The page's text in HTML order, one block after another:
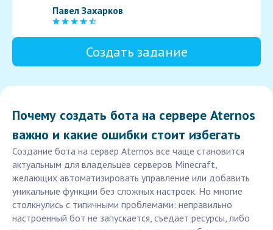
Павел Захарков
Создать задание
Почему создать бота на сервере Aternos
важно и какие ошибки стоит избегать
Создание бота на сервер Aternos все чаще становится
актуальным для владельцев серверов Minecraft,
желающих автоматизировать управление или добавить
уникальные функции без сложных настроек. Но многие
столкнулись с типичными проблемами: неправильно
настроенный бот не запускается, съедает ресурсы, либо